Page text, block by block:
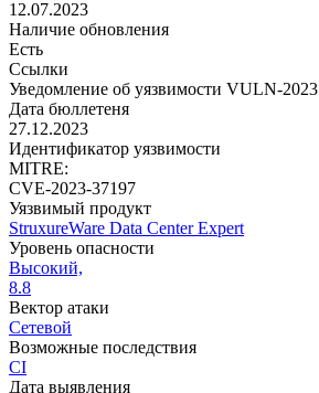
12.07.2023
Наличие обновления
Есть
Ссылки
Уведомление об уязвимости VULN-
Дата бюллетеня
27.12.2023
Идентификатор уязвимости
MITRE:
CVE-2023-37197
Уязвимый продукт
StruxureWare Data Center Expert
Уровень опасности
Высокий,
8.8
Вектор атаки
Сетевой
Возможные последствия
CI
Дата выявления